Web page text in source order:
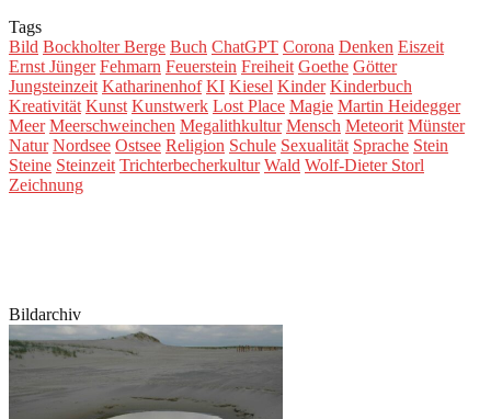
Tags
Bild Bockholter Berge Buch ChatGPT Corona Denken Eiszeit
Ernst Jünger Fehmarn Feuerstein Freiheit Goethe Götter
Jungsteinzeit Katharinenhof KI Kiesel Kinder Kinderbuch
Kreativität Kunst Kunstwerk Lost Place Magie Martin Heidegger
Meer Meerschweinchen Megalithkultur Mensch Meteorit Münster
Natur Nordsee Ostsee Religion Schule Sexualität Sprache Stein
Steine Steinzeit Trichterbecherkultur Wald Wolf-Dieter Storl
Zeichnung
Bildarchiv